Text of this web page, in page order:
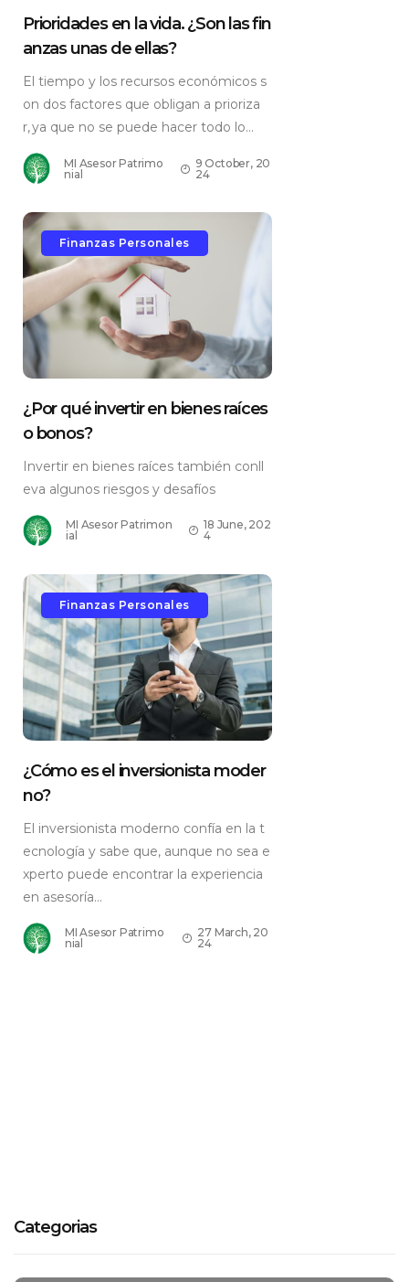
Prioridades en la vida. ¿Son las fin
anzas unas de ellas?
El tiempo y los recursos económicos s
on dos factores que obligan a prioriza
r, ya que no se puede hacer todo lo...
MI Asesor Patrimo
nial
9 October, 20
24
Finanzas Personales
¿Por qué invertir en bienes raíces
o bonos?
Invertir en bienes raíces también conll
eva algunos riesgos y desafíos
MI Asesor Patrimon
ial
18 June, 202
4
Finanzas Personales
¿Cómo es el inversionista moder
no?
El inversionista moderno confía en la t
ecnología y sabe que, aunque no sea e
xperto puede encontrar la experiencia
en asesoría...
MI Asesor Patrimo
nial
27 March, 20
24
Categorias